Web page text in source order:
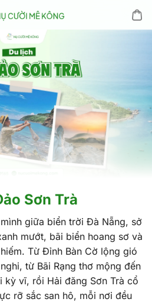
Sơn Trà
giữa biển trời Đà Nẵng, sở
mướt, bãi biển hoang sơ và
Từ Đỉnh Bàn Cờ lộng gió
từ Bãi Rạng thơ mộng đến
kỳ vĩ, rồi Hải đăng Sơn Trà cổ
rỡ sắc san hô, mỗi nơi đều